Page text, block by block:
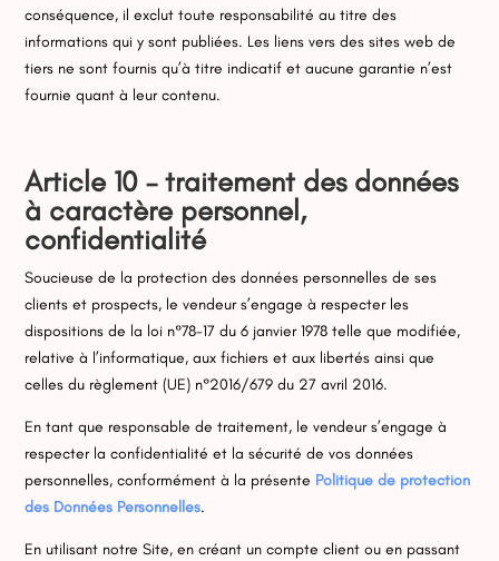
conséquence, il exclut toute responsabilité au titre des
informations qui y sont publiées. Les liens vers des sites web de
tiers ne sont fournis qu’à titre indicatif et aucune garantie n’est
fournie quant à leur contenu.
Article 10 – traitement des données
à caractère personnel,
confidentialité
Soucieuse de la protection des données personnelles de ses
clients et prospects, le vendeur s’engage à respecter les
dispositions de la loi n°78-17 du 6 janvier 1978 telle que modifiée,
relative à l’informatique, aux fichiers et aux libertés ainsi que
celles du règlement (UE) n°2016/679 du 27 avril 2016.
En tant que responsable de traitement, le vendeur s’engage à
respecter la confidentialité et la sécurité de vos données
personnelles, conformément à la présente Politique de protection
des Données Personnelles.
En utilisant notre Site, en créant un compte client ou en passant